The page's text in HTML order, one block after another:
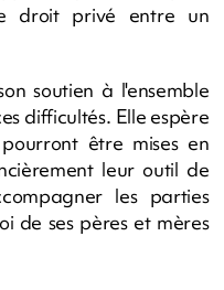
droit privé entre un
soutien à l'ensemble
difficultés. Elle espère
être mises en
leur outil de
les parties
de ses pères et mères